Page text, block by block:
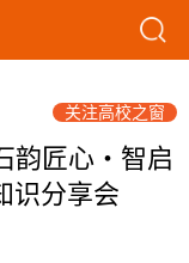
关注高校之窗
韵匠心・智启
识分享会